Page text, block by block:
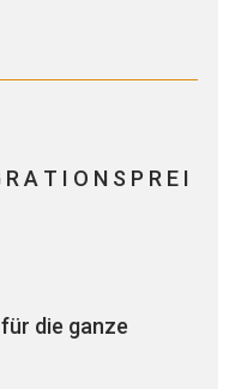
A T I O N S P R E I
die ganze